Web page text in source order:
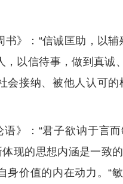
》：“信诚匡助，以
以信待事，做到真诚
会接纳、被他人认可
语》：“君子欲讷于言
现的思想内涵是一致
身价值的内在动力。“